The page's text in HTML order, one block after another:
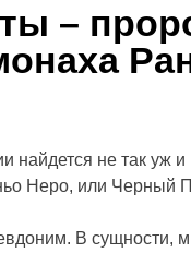
–
найдется не так
Неро, или Черный
В сущности,